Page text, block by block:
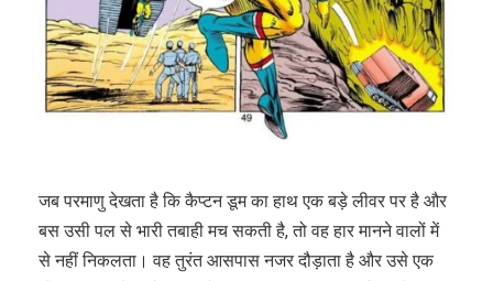
जब परमाणु देखता है कि कैप्टन डूम का हाथ एक बड़े लीवर पर है और
बस उसी पल से भारी तबाही मच सकती है, तो वह हार मानने वालों में
से नहीं निकलता। वह तुरंत आसपास नजर दौड़ाता है और उसे एक